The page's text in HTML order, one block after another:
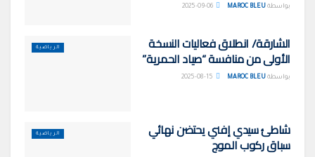
بواسطة MAROC BLEU
الرياضية الشارقة/ انطلاق فعاليات النسخة
الأولى من منافسة “صياد الحمرية”
بواسطة MAROC BLEU
الرياضية شاطئ سيدي إفني يحتضن نهائي
سباق ركوب الموج